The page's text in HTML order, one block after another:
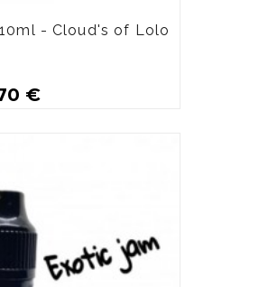
- Cloud's of Lolo
€